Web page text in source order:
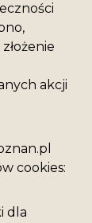
akcji
cookies:
dla